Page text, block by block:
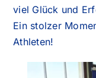
viel Glück und
Ein stolzer
Athleten!